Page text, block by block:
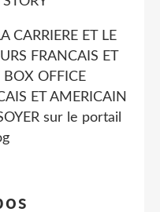
CARRIERE ET LE
FRANCAIS ET
BOX OFFICE
ET AMERICAIN
sur le portail